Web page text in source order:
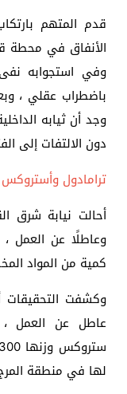
قدم المتهم
الأنفاق في محطة
وفي استجوابه
باضطراب عقلي ،
وجد أن ثيابه
دون الالتفات إلى
ترامادول وأستروكس
أحالت نيابة شرق
وعاطلًا عن العمل
كمية من المواد
وكشفت التحقيقات
عاطل عن العمل
لها في منطقة